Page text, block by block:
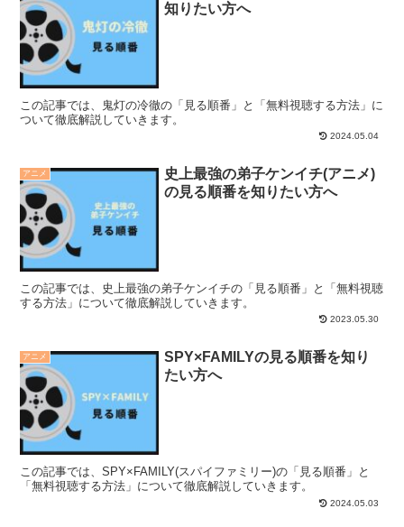
知りたい方へ
この記事では、鬼灯の冷徹の「見る順番」と「無料視聴する方法」に
ついて徹底解説していきます。
2024.05.04
アニメ
史上最強の弟子ケンイチ(アニメ)
の見る順番を知りたい方へ
この記事では、史上最強の弟子ケンイチの「見る順番」と「無料視聴
する方法」について徹底解説していきます。
2023.05.30
アニメ
SPY×FAMILYの見る順番を知り
たい方へ
この記事では、SPY×FAMILY(スパイファミリー)の「見る順番」と
「無料視聴する方法」について徹底解説していきます。
2024.05.03